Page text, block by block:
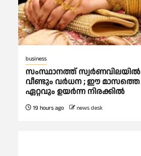
business
സംസ്ഥാനത്ത് സ്വര്‍ണവിലയില്‍
വീണ്ടും വര്‍ധന ; ഈ മാസത്തെ
ഏറ്റവും ഉയര്‍ന്ന നിരക്കില്‍
19 hours ago news desk